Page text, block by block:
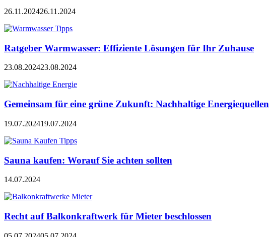
26.11.202426.11.2024
Ratgeber Warmwasser: Effiziente Lösungen für Ihr Zuhause
23.08.202423.08.2024
Gemeinsam für eine grüne Zukunft: Nachhaltige Energiequellen
19.07.202419.07.2024
Sauna kaufen: Worauf Sie achten sollten
14.07.2024
Recht auf Balkonkraftwerk für Mieter beschlossen